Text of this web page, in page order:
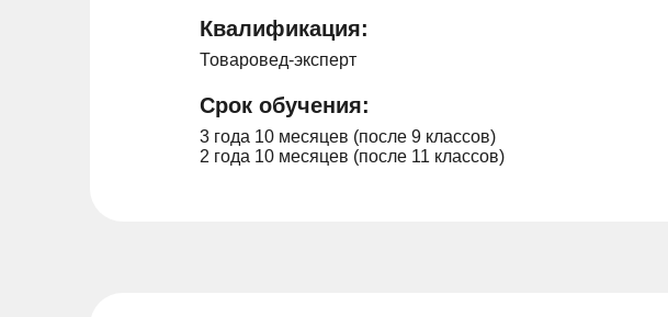
Квалификация:
Товаровед-эксперт
Срок обучения:
3 года 10 месяцев (после 9 классов)
2 года 10 месяцев (после 11 классов)